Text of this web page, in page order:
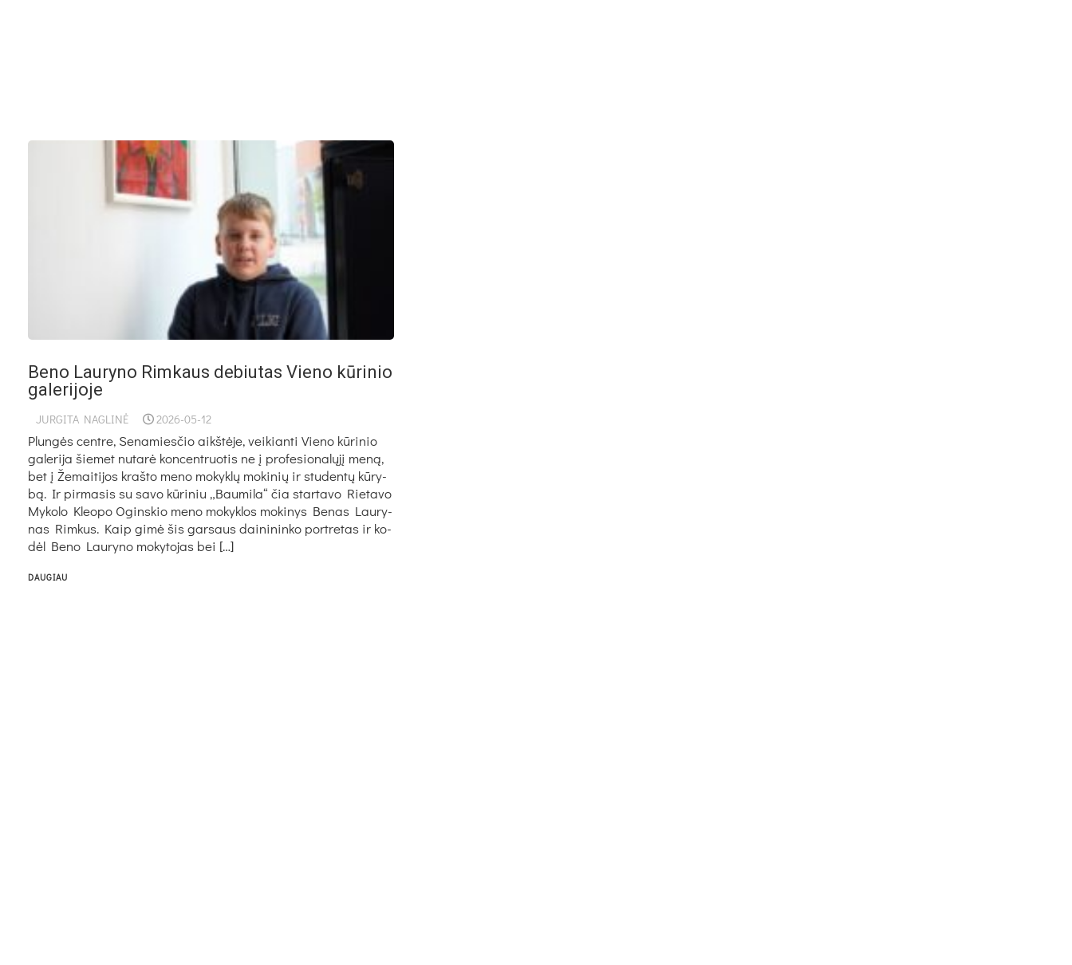
Be­no Lau­ry­no Rim­kaus de­biu­tas Vie­no kū­ri­nio
ga­le­ri­jo­je
JURGITA NAGLINĖ 2026-05-12
Plun­gės cent­re, Se­na­mies­čio aikš­tė­je, vei­kian­ti Vie­no kū­ri­nio
ga­le­ri­ja šie­met nu­ta­rė kon­cent­ruo­tis ne į pro­fe­sio­na­lų­jį me­ną,
bet į Že­mai­ti­jos kraš­to me­no mo­kyk­lų mo­ki­nių ir stu­den­tų kū­ry­
bą. Ir pir­ma­sis su sa­vo kū­ri­niu „Bau­mi­la“ čia star­ta­vo Rie­ta­vo
My­ko­lo Kleo­po Ogins­kio me­no mo­kyk­los mo­ki­nys Be­nas Lau­ry­
nas Rim­kus. Kaip gi­mė šis gar­saus dai­ni­nin­ko po­rtre­tas ir ko­
dėl Be­no Lau­ry­no mo­ky­to­jas bei […]
DAUGIAU